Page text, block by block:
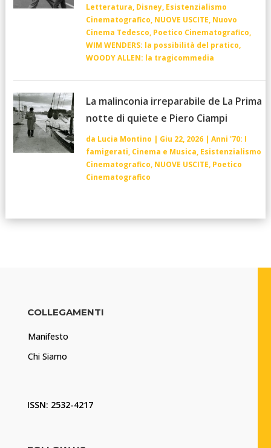
Letteratura, Disney, Esistenzialismo
Cinematografico, NUOVE USCITE, Nuovo
Cinema Tedesco, Poetico Cinematografico,
WIM WENDERS: la possibilità del pratico,
WOODY ALLEN: la tragicommedia
La malinconia irreparabile de La Prima
notte di quiete e Piero Ciampi
da Lucia Montino | Giu 22, 2026| Anni '70: I
famigerati, Cinema e Musica, Esistenzialismo
Cinematografico, NUOVE USCITE, Poetico
Cinematografico
COLLEGAMENTI
Manifesto
Chi Siamo
ISSN: 2532-4217